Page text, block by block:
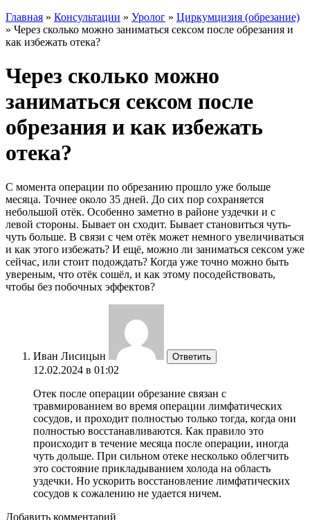
Главная » Консультации » Уролог » Циркумцизия (обрезание)
» Через сколько можно заниматься сексом после обрезания и
как избежать отека?
Через сколько можно
заниматься сексом после
обрезания и как избежать
отека?
С момента операции по обрезанию прошло уже больше
месяца. Точнее около 35 дней. До сих пор сохраняется
небольшой отёк. Особенно заметно в районе уздечки и с
левой стороны. Бывает он сходит. Бывает становиться чуть-
чуть больше. В связи с чем отёк может немного увеличиваться
и как этого избежать? И ещё, можно ли заниматься сексом уже
сейчас, или стоит подождать? Когда уже точно можно быть
увереным, что отёк сошёл, и как этому посодействовать,
чтобы без побочных эффектов?
Иван Лисицын Ответить
12.02.2024 в 01:02
Отек после операции обрезание связан с
травмированием во время операции лимфатических
сосудов, и проходит полностью только тогда, когда они
полностью восстанавливаются. Как правило это
происходит в течение месяца после операции, иногда
чуть дольше. При сильном отеке несколько облегчить
это состояние прикладыванием холода на область
уздечки. Но ускорить восстановление лимфатических
сосудов к сожалению не удается ничем.
Добавить комментарий